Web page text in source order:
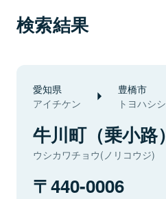
検索結果
愛知県
アイチケン
豊橋市
トヨハシシ
牛川町（乗小路）
ウシカワチョウ(ノリコウジ)
440-0006